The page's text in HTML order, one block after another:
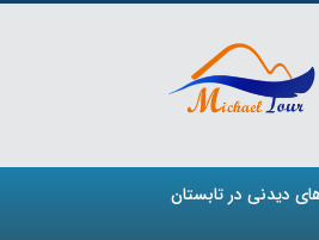
دیدنی در تابستان